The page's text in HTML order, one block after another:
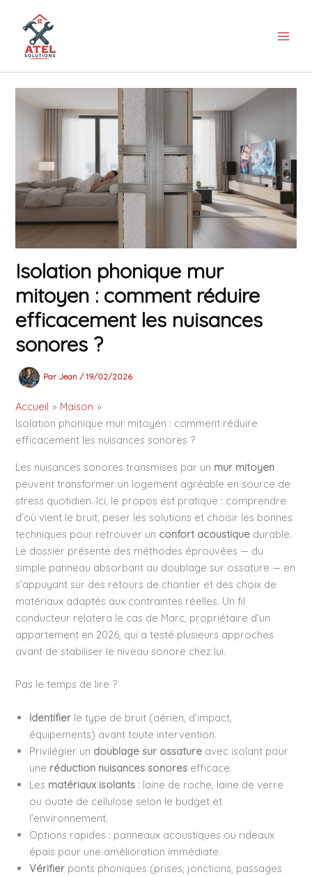
contenu
Isolation phonique mur
mitoyen : comment réduire
efficacement les nuisances
sonores ?
Par Jean/19/02/2026
Accueil
Maison
Isolation phonique mur mitoyen : comment réduire
efficacement les nuisances sonores ?
Les nuisances sonores transmises par un mur mitoyen
peuvent transformer un logement agréable en source de
stress quotidien. Ici, le propos est pratique : comprendre
d’où vient le bruit, peser les solutions et choisir les bonnes
techniques pour retrouver un confort acoustique durable.
Le dossier présente des méthodes éprouvées — du
simple panneau absorbant au doublage sur ossature — en
s’appuyant sur des retours de chantier et des choix de
matériaux adaptés aux contraintes réelles. Un fil
conducteur relatera le cas de Marc, propriétaire d’un
appartement en 2026, qui a testé plusieurs approches
avant de stabiliser le niveau sonore chez lui.
Pas le temps de lire ?
Identifier le type de bruit (aérien, d’impact,
équipements) avant toute intervention.
Privilégier un doublage sur ossature avec isolant pour
une réduction nuisances sonores efficace.
Les matériaux isolants : laine de roche, laine de verre
ou ouate de cellulose selon le budget et
l’environnement.
Options rapides : panneaux acoustiques ou rideaux
épais pour une amélioration immédiate.
Vérifier ponts phoniques (prises, jonctions, passages